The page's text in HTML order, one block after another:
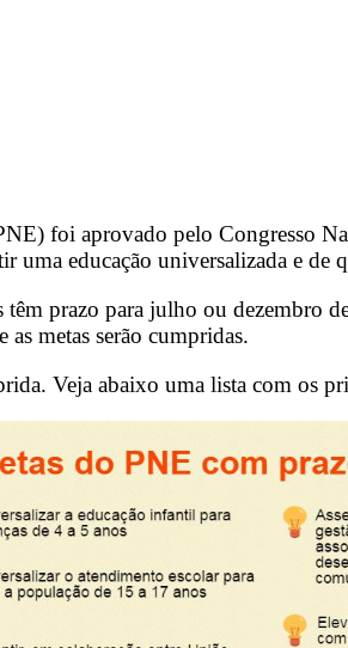
foi aprovado pelo Congresso
educação universalizada e de
têm prazo para julho ou dezembro
as metas serão cumpridas.
Veja abaixo uma lista com os